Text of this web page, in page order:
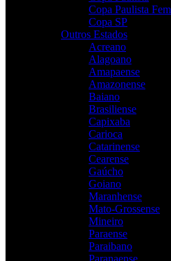
Copa Paulista
Copa SP
Outros Estados
Acreano
Alagoano
Amapaense
Amazonense
Baiano
Brasiliense
Capixaba
Carioca
Catarinense
Cearense
Gaúcho
Goiano
Maranhense
Mato-Grossense
Mineiro
Paraense
Paraibano
Paranaense